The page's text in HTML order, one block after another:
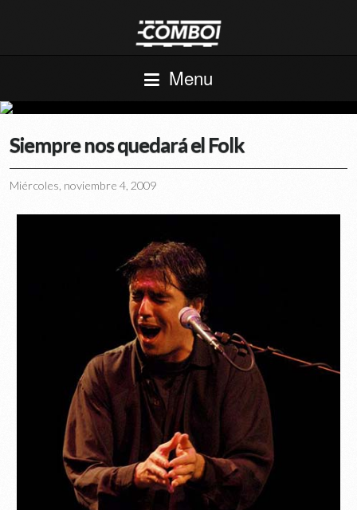
Menu
Siempre nos quedará el Folk
Miércoles, noviembre 4, 2009